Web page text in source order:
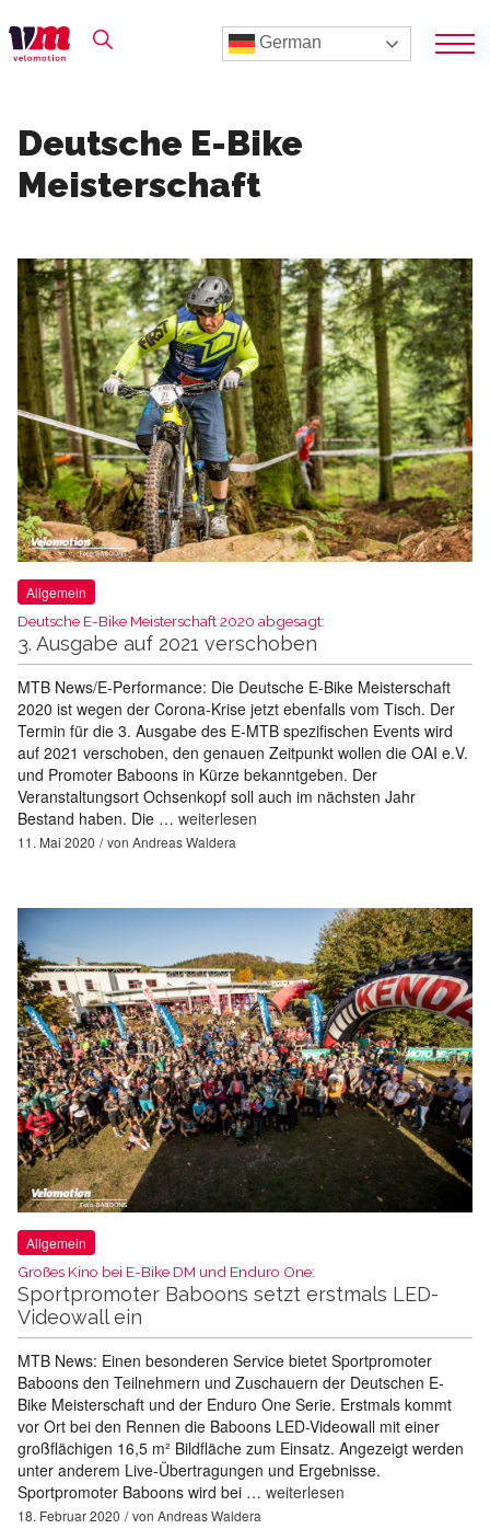
German
Deutsche E-Bike
Meisterschaft
Allgemein
Deutsche E-Bike Meisterschaft 2020 abgesagt:
3. Ausgabe auf 2021 verschoben
MTB News/E-Performance: Die Deutsche E-Bike Meisterschaft
2020 ist wegen der Corona-Krise jetzt ebenfalls vom Tisch. Der
Termin für die 3. Ausgabe des E-MTB spezifischen Events wird
auf 2021 verschoben, den genauen Zeitpunkt wollen die OAI e.V.
und Promoter Baboons in Kürze bekanntgeben. Der
Veranstaltungsort Ochsenkopf soll auch im nächsten Jahr
Bestand haben. Die … weiterlesen
11. Mai 2020 von Andreas Waldera
Allgemein
Großes Kino bei E-Bike DM und Enduro One:
Sportpromoter Baboons setzt erstmals LED-
Videowall ein
MTB News: Einen besonderen Service bietet Sportpromoter
Baboons den Teilnehmern und Zuschauern der Deutschen E-
Bike Meisterschaft und der Enduro One Serie. Erstmals kommt
vor Ort bei den Rennen die Baboons LED-Videowall mit einer
großflächigen 16,5 m² Bildfläche zum Einsatz. Angezeigt werden
unter anderem Live-Übertragungen und Ergebnisse.
Sportpromoter Baboons wird bei … weiterlesen
18. Februar 2020 von Andreas Waldera